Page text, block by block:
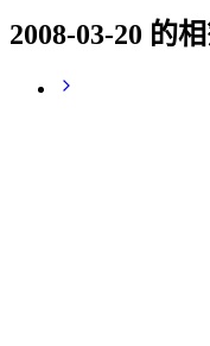
2008-03-20 的